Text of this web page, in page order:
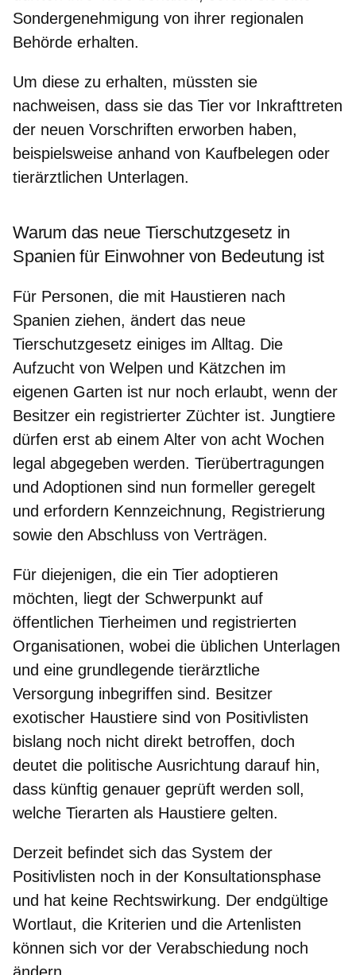
Sondergenehmigung von ihrer regionalen
Behörde erhalten.
Um diese zu erhalten, müssten sie
nachweisen, dass sie das Tier vor Inkrafttreten
der neuen Vorschriften erworben haben,
beispielsweise anhand von Kaufbelegen oder
tierärztlichen Unterlagen.
Warum das neue Tierschutzgesetz in
Spanien für Einwohner von Bedeutung ist
Für Personen, die mit Haustieren nach
Spanien ziehen, ändert das neue
Tierschutzgesetz einiges im Alltag. Die
Aufzucht von Welpen und Kätzchen im
eigenen Garten ist nur noch erlaubt, wenn der
Besitzer ein registrierter Züchter ist. Jungtiere
dürfen erst ab einem Alter von acht Wochen
legal abgegeben werden. Tierübertragungen
und Adoptionen sind nun formeller geregelt
und erfordern Kennzeichnung, Registrierung
sowie den Abschluss von Verträgen.
Für diejenigen, die ein Tier adoptieren
möchten, liegt der Schwerpunkt auf
öffentlichen Tierheimen und registrierten
Organisationen, wobei die üblichen Unterlagen
und eine grundlegende tierärztliche
Versorgung inbegriffen sind. Besitzer
exotischer Haustiere sind von Positivlisten
bislang noch nicht direkt betroffen, doch
deutet die politische Ausrichtung darauf hin,
dass künftig genauer geprüft werden soll,
welche Tierarten als Haustiere gelten.
Derzeit befindet sich das System der
Positivlisten noch in der Konsultationsphase
und hat keine Rechtswirkung. Der endgültige
Wortlaut, die Kriterien und die Artenlisten
können sich vor der Verabschiedung noch